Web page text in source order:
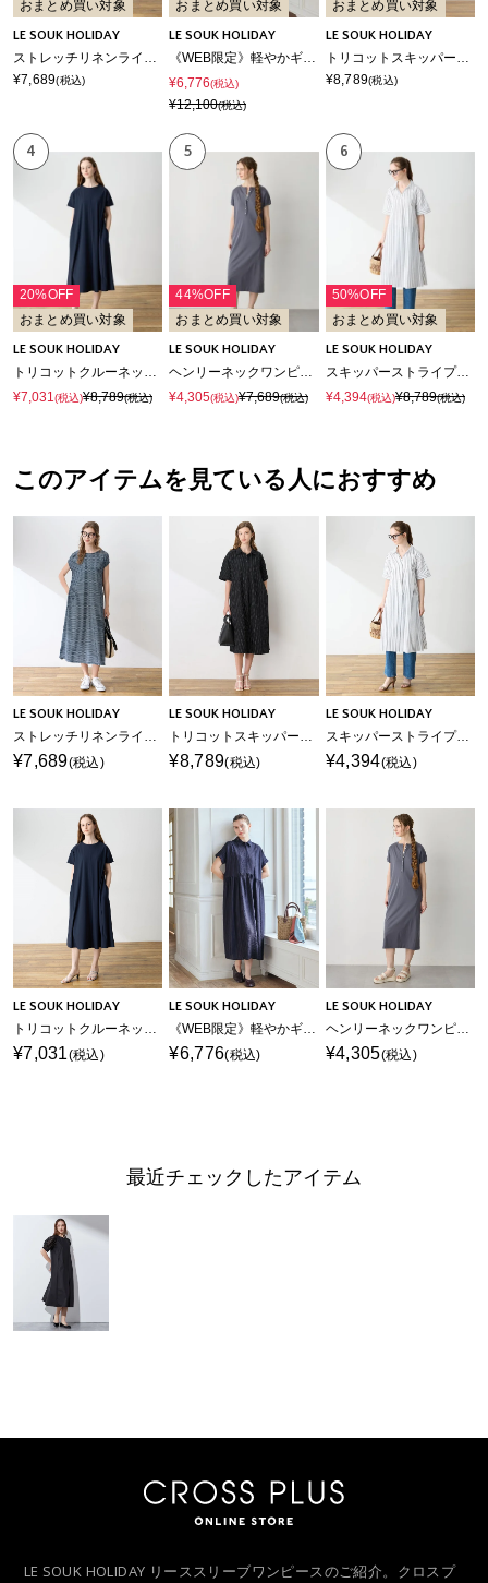
おまとめ買い対象
LE SOUK HOLIDAY
ストレッチリネンライクプリントワンピース【接触冷感・UVカット】
¥7,689(税込)
おまとめ買い対象
LE SOUK HOLIDAY
《WEB限定》軽やかギャザーワンピース
¥6,776(税込)
¥12,100(税込)
おまとめ買い対象
LE SOUK HOLIDAY
トリコットスキッパーワンピース【接触冷感・UVカット】
¥8,789(税込)
4
20%OFF
おまとめ買い対象
LE SOUK HOLIDAY
トリコットクルーネックカットワンピース【接触冷感・UVカット】
¥7,031 (税込)¥8,789(税込)
5
44%OFF
おまとめ買い対象
LE SOUK HOLIDAY
ヘンリーネックワンピース【接触冷感・吸水速乾】
¥4,305(税込)¥7,689(税込)
6
50%OFF
おまとめ買い対象
LE SOUK HOLIDAY
スキッパーストライプシャツワンピース
¥4,394(税込)¥8,789(税込)
このアイテムを見ている人におすすめ
LE SOUK HOLIDAY
ストレッチリネンライクプリントワンピース【接触冷感・UVカット】
¥7,689(税込)
LE SOUK HOLIDAY
トリコットスキッパーワンピース【接触冷感・UVカット】
¥8,789(税込)
LE SOUK HOLIDAY
スキッパーストライプシャツワンピース
¥4,394(税込)
LE SOUK HOLIDAY
トリコットクルーネックカットワンピース【接触冷感・UVカット】
¥7,031(税込)
LE SOUK HOLIDAY
《WEB限定》軽やかギャザーワンピース
¥6,776(税込)
LE SOUK HOLIDAY
ヘンリーネックワンピース【接触冷感・吸水速乾】
¥4,305(税込)
最近チェックしたアイテム
LE SOUK HOLIDAY リーススリーブワンピースのご紹介。クロスプ